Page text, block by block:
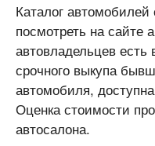
Каталог
посмотреть на сайте
автовладельцев
срочного выкупа
автомобиля,
Оценка стоимости
автосалона.